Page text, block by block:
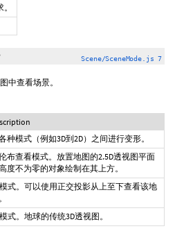
Scene/SceneMode.js 7
中查看场景。
种模式（例如3D到2D）之间进行变形。
布查看模式。放置地图的2.5D透视图平面
度不为零的对象绘制在其上方。
式。可以使用正交投影从上至下查看该地
式。地球的传统3D透视图。